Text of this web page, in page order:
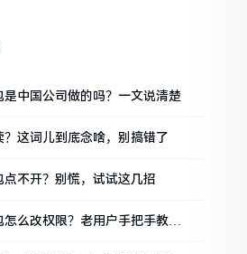
中国公司做的吗？一文说清楚
这词儿到底念啥，别搞错了
不开？别慌，试试这几招
么改权限？老用户手把手教你